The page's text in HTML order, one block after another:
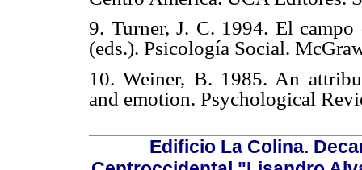
9. Turner, J. C. 1994. El
(eds.). Psicología Social.
10. Weiner, B. 1985. An
and emotion. Psychological
Edificio La Colina.